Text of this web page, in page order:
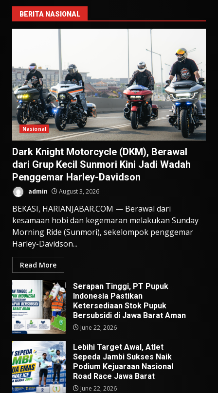
BERITA NASIONAL
Nasional
Dark Knight Motorcycle (DKM), Berawal
dari Grup Kecil Sunmori Kini Jadi Wadah
Penggemar Harley-Davidson
admin August 3, 2026
BEKASI, HARIANJABAR.COM — Berawal dari
kesamaan hobi dan kegemaran melakukan Sunday
Morning Ride (Sunmori), sekelompok penggemar
Harley-Davidson...
Read More
Serapan Tinggi, PT Pupuk
Indonesia Pastikan
Ketersediaan Stok Pupuk
Bersubsidi di Jawa Barat Aman
June 22, 2026
Lebihi Target Awal, Atlet
Sepeda Jambi Sukses Naik
Podium Kejuaraan Nasional
Road Race Jawa Barat
June 22, 2026